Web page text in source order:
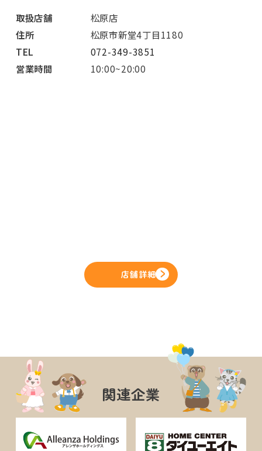
取扱店舗
松原店
住所
松原市新堂4丁目1180
TEL
072-349-3851
営業時間
10:00~20:00
店舗詳細
関連企業